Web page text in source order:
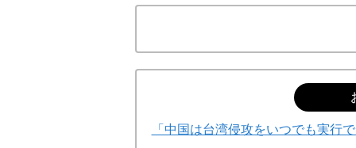
「中国は台湾侵攻をいつでも実行